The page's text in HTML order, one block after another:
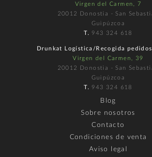
Virgen del Carmen, 7
20012 Donostia - San
Guipúzcoa
T. 943 324 618
Drunkat Logística/Recogida
Virgen del Carmen, 39
20012 Donostia - San
Guipúzcoa
T. 943 324 618
Blog
Sobre nosotros
Contacto
Condiciones de venta
Aviso legal